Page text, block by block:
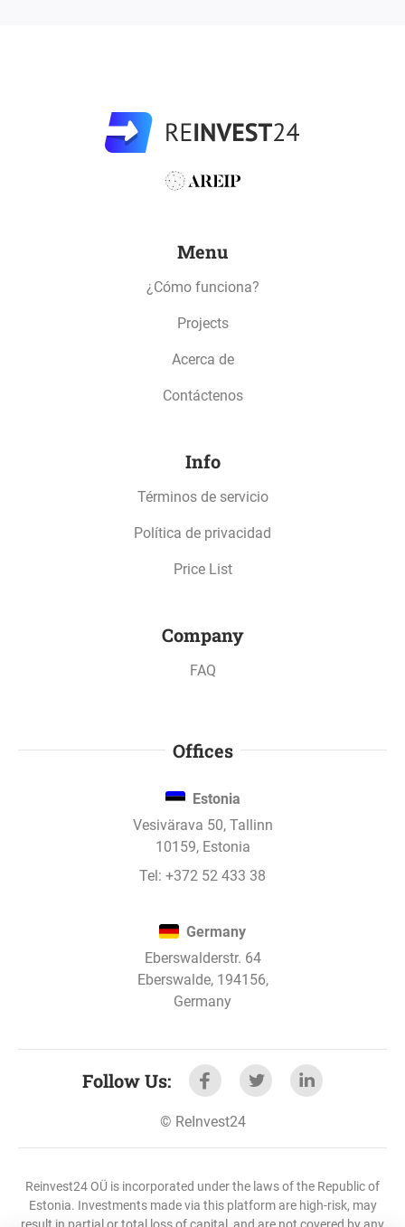
Menu
¿Cómo funciona?
Projects
Acerca de
Contáctenos
Info
Términos de servicio
Política de privacidad
Price List
Company
FAQ
Offices
Estonia
Vesivärava 50, Tallinn
10159, Estonia
Tel: +372 52 433 38
Germany
Eberswalderstr. 64
Eberswalde, 194156,
Germany
Follow Us:
© ReInvest24
Reinvest24 OÜ is incorporated under the laws of the Republic of
Estonia. Investments made via this platform are high-risk, may